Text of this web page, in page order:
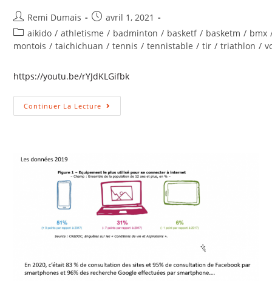
Remi Dumais
avril 1, 2021
aikido / athletisme / badminton / basketf / basketm / bmx
montois / taichichuan / tennis / tennistable / tir / triathlon /
https://youtu.be/rYJdKLGifbk
Continuer La Lecture